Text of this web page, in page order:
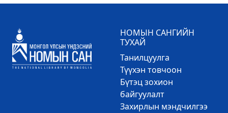
НОМЫН САНГИЙН
ТУХАЙ
Танилцуулга
Түүхэн товчоон
Бүтэц зохион
байгуулалт
Захирлын мэндчилгээ